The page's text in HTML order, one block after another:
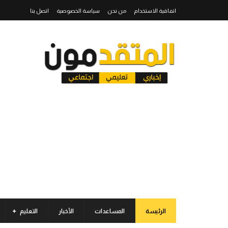
اتفاقية الاستخدام من نحن سياسة الخصوصية اتصل بنا
الرئيسة المساعدات الأخبار التعليم